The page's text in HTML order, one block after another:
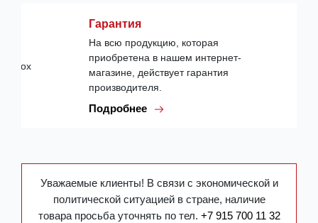
Гарантия
На всю продукцию, которая
приобретена в нашем интернет-
магазине, действует гарантия
производителя.
Подробнее
Уважаемые клиенты! В связи с экономической и
политической ситуацией в стране, наличие
товара просьба уточнять по тел. +7 915 700 11 32